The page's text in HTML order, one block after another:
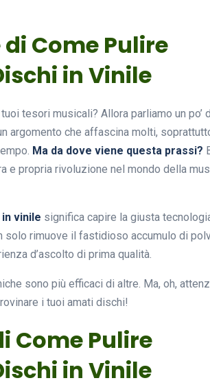
Come Pulire
in Vinile
tesori musicali? Allora parliamo un po’
argomento che affascina molti,
Ma da dove viene questa prassi?
e propria rivoluzione nel mondo della
vinile significa capire la giusta
solo rimuove il fastidioso accumulo di
d’ascolto di prima qualità.
sono più efficaci di altre. Ma, oh,
i tuoi amati dischi!
Come Pulire
in Vinile